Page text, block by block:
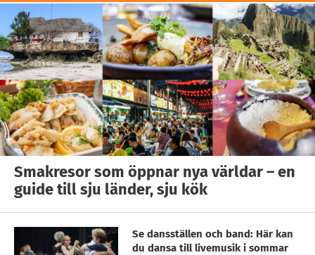
Smakresor som öppnar nya världar – en
guide till sju länder, sju kök
Se dansställen och band: Här kan
du dansa till livemusik i sommar